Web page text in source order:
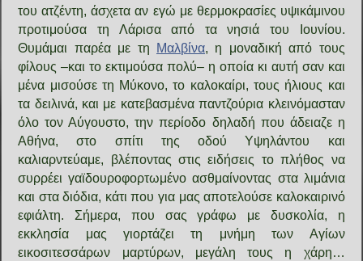
του ατζέντη, άσχετα αν εγώ με θερμοκρασίες υψικάμινου
προτιμούσα τη Λάρισα από τα νησιά του Ιουνίου.
Θυμάμαι παρέα με τη
Μαλβίνα, η μοναδική από τους
φίλους –και το εκτιμούσα πολύ– η οποία κι αυτή σαν και
μένα μισούσε τη Μύκονο, το καλοκαίρι, τους ήλιους και
τα δειλινά, και με κατεβασμένα παντζούρια κλεινόμασταν
όλο τον Αύγουστο, την περίοδο δηλαδή που άδειαζε η
Αθήνα, στο σπίτι της οδού Υψηλάντου και
καλιαρντεύαμε, βλέποντας στις ειδήσεις το πλήθος να
συρρέει γαϊδουροφορτωμένο ασθμαίνοντας στα λιμάνια
και στα διόδια, κάτι που για μας αποτελούσε καλοκαιρινό
εφιάλτη. Σήμερα, που σας γράφω με δυσκολία, η
εκκλησία μας γιορτάζει τη μνήμη των Αγίων
εικοσιτεσσάρων μαρτύρων, μεγάλη τους η χάρη…